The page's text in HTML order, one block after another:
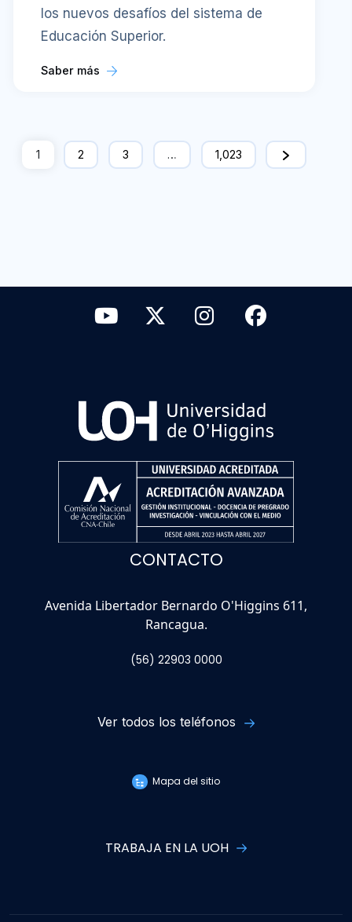
los nuevos desafíos del sistema de
Educación Superior.
Saber más
1 2 3 … 1,023
CONTACTO
Avenida Libertador Bernardo O'Higgins 611,
Rancagua.
(56) 22903 0000
Ver todos los teléfonos
Mapa del sitio
TRABAJA EN LA UOH